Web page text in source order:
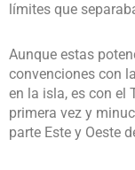
límites que
Aunque estas
convenciones con
en la isla, es con el
primera vez y
parte Este y Oeste